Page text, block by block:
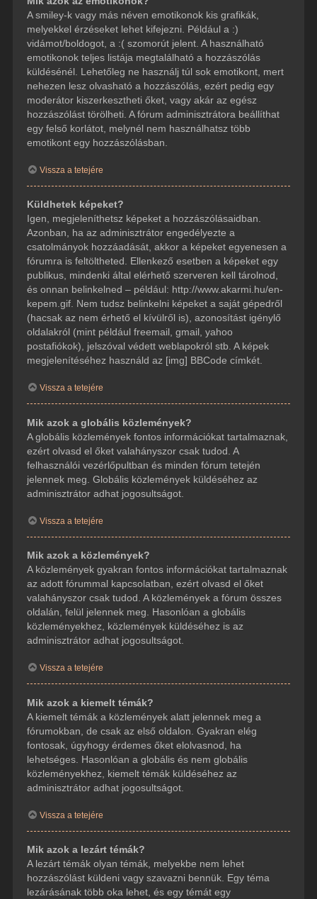
A smiley-k vagy más néven emotikonok kis grafikák,
melyekkel érzéseket lehet kifejezni. Például a :)
vidámot/boldogot, a :( szomorút jelent. A használható
emotikonok teljes listája megtalálható a hozzászólás
küldésénél. Lehetőleg ne használj túl sok emotikont, mert
nehezen lesz olvasható a hozzászólás, ezért pedig egy
moderátor kiszerkesztheti őket, vagy akár az egész
hozzászólást törölheti. A fórum adminisztrátora beállíthat
egy felső korlátot, melynél nem használhatsz több
emotikont egy hozzászólásban.
Vissza a tetejére
Küldhetek képeket?
Igen, megjeleníthetsz képeket a hozzászólásaidban.
Azonban, ha az adminisztrátor engedélyezte a
csatolmányok hozzáadását, akkor a képeket egyenesen a
fórumra is feltöltheted. Ellenkező esetben a képeket egy
publikus, mindenki által elérhető szerveren kell tárolnod,
és onnan belinkelned – például: http://www.akarmi.hu/en-
kepem.gif. Nem tudsz belinkelni képeket a saját gépedről
(hacsak az nem érhető el kívülről is), azonosítást igénylő
oldalakról (mint például freemail, gmail, yahoo
postafiókok), jelszóval védett weblapokról stb. A képek
megjelenítéséhez használd az [img] BBCode címkét.
Vissza a tetejére
Mik azok a globális közlemények?
A globális közlemények fontos információkat tartalmaznak,
ezért olvasd el őket valahányszor csak tudod. A
felhasználói vezérlőpultban és minden fórum tetején
jelennek meg. Globális közlemények küldéséhez az
adminisztrátor adhat jogosultságot.
Vissza a tetejére
Mik azok a közlemények?
A közlemények gyakran fontos információkat tartalmaznak
az adott fórummal kapcsolatban, ezért olvasd el őket
valahányszor csak tudod. A közlemények a fórum összes
oldalán, felül jelennek meg. Hasonlóan a globális
közleményekhez, közlemények küldéséhez is az
adminisztrátor adhat jogosultságot.
Vissza a tetejére
Mik azok a kiemelt témák?
A kiemelt témák a közlemények alatt jelennek meg a
fórumokban, de csak az első oldalon. Gyakran elég
fontosak, úgyhogy érdemes őket elolvasnod, ha
lehetséges. Hasonlóan a globális és nem globális
közleményekhez, kiemelt témák küldéséhez az
adminisztrátor adhat jogosultságot.
Vissza a tetejére
Mik azok a lezárt témák?
A lezárt témák olyan témák, melyekbe nem lehet
hozzászólást küldeni vagy szavazni bennük. Egy téma
lezárásának több oka lehet, és egy témát egy